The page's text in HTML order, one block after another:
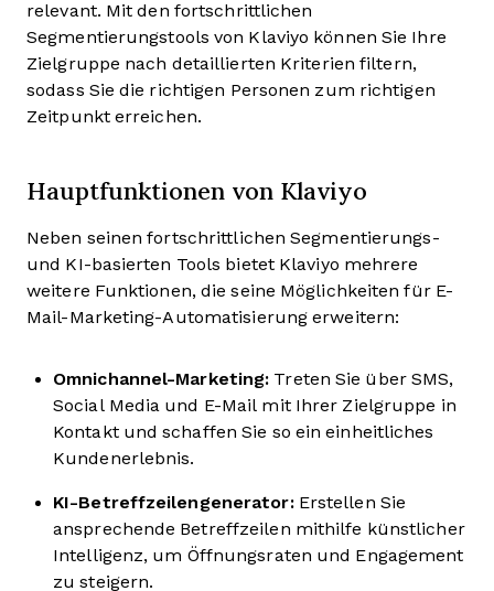
relevant. Mit den fortschrittlichen
Segmentierungstools von Klaviyo können Sie Ihre
Zielgruppe nach detaillierten Kriterien filtern,
sodass Sie die richtigen Personen zum richtigen
Zeitpunkt erreichen.
Hauptfunktionen von Klaviyo
Neben seinen fortschrittlichen Segmentierungs-
und KI-basierten Tools bietet Klaviyo mehrere
weitere Funktionen, die seine Möglichkeiten für E-
Mail-Marketing-Automatisierung erweitern:
Omnichannel-Marketing: Treten Sie über SMS,
Social Media und E-Mail mit Ihrer Zielgruppe in
Kontakt und schaffen Sie so ein einheitliches
Kundenerlebnis.
KI-Betreffzeilengenerator:Erstellen Sie
ansprechende Betreffzeilen mithilfe künstlicher
Intelligenz, um Öffnungsraten und Engagement
zu steigern.